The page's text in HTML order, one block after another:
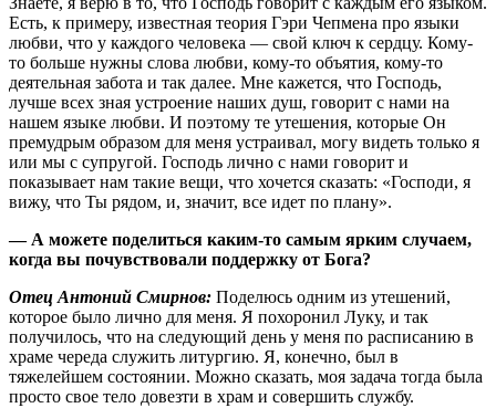
Есть, к примеру, известная теория Гэри Чепмена про языки
любви, что у каждого человека — свой ключ к сердцу. Кому-
то больше нужны слова любви, кому-то объятия, кому-то
деятельная забота и так далее. Мне кажется, что Господь,
лучше всех зная устроение наших душ, говорит с нами на
нашем языке любви. И поэтому те утешения, которые Он
премудрым образом для меня устраивал, могу видеть только я
или мы с супругой. Господь лично с нами говорит и
показывает нам такие вещи, что хочется сказать: «Господи, я
вижу, что Ты рядом, и, значит, все идет по плану».
— А можете поделиться каким-то самым ярким случаем,
когда вы почувствовали поддержку от Бога?
Отец Антоний Смирнов: Поделюсь одним из утешений,
которое было лично для меня. Я похоронил Луку, и так
получилось, что на следующий день у меня по расписанию в
храме череда служить литургию. Я, конечно, был в
тяжелейшем состоянии. Можно сказать, моя задача тогда была
просто свое тело довезти в храм и совершить службу.